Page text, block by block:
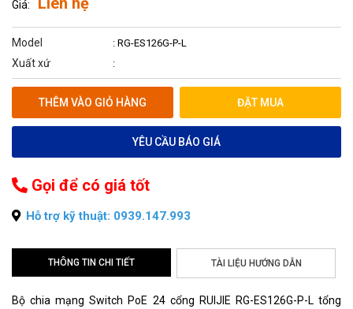
Giá:
Model : RG-ES126G-P-L
Xuất xứ :
THÊM VÀO GIỎ HÀNG ĐẶT MUA
YÊU CẦU BÁO GIÁ
Gọi để có giá tốt
Hỗ trợ kỹ thuật: 0939.147.993
THÔNG TIN CHI TIẾT TÀI LIỆU HƯỚNG DẪN
Bộ chia mạng Switch PoE 24 cổng RUIJIE RG-ES126G-P-L tổng